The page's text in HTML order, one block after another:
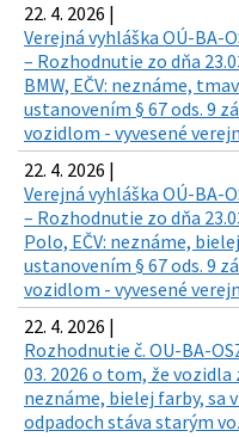
22. 4. 2026 |
Verejná vyhláška OÚ-BA-
– Rozhodnutie zo dňa
BMW, EČV: neznáme,
ustanovením § 67 ods. 9
vozidlom - vyvesené
22. 4. 2026 |
Verejná vyhláška OÚ-BA-
– Rozhodnutie zo dňa
Polo, EČV: neznáme,
ustanovením § 67 ods. 9
vozidlom - vyvesené
22. 4. 2026 |
Rozhodnutie č. OU-BA-
03. 2026 o tom, že vozidla
neznáme, bielej farby, sa
odpadoch stáva starým